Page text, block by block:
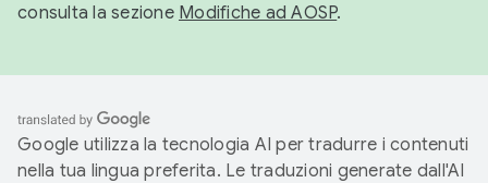
consulta la sezione Modifiche ad AOSP.
Google utilizza la tecnologia AI per tradurre i contenuti
nella tua lingua preferita. Le traduzioni generate dall'AI